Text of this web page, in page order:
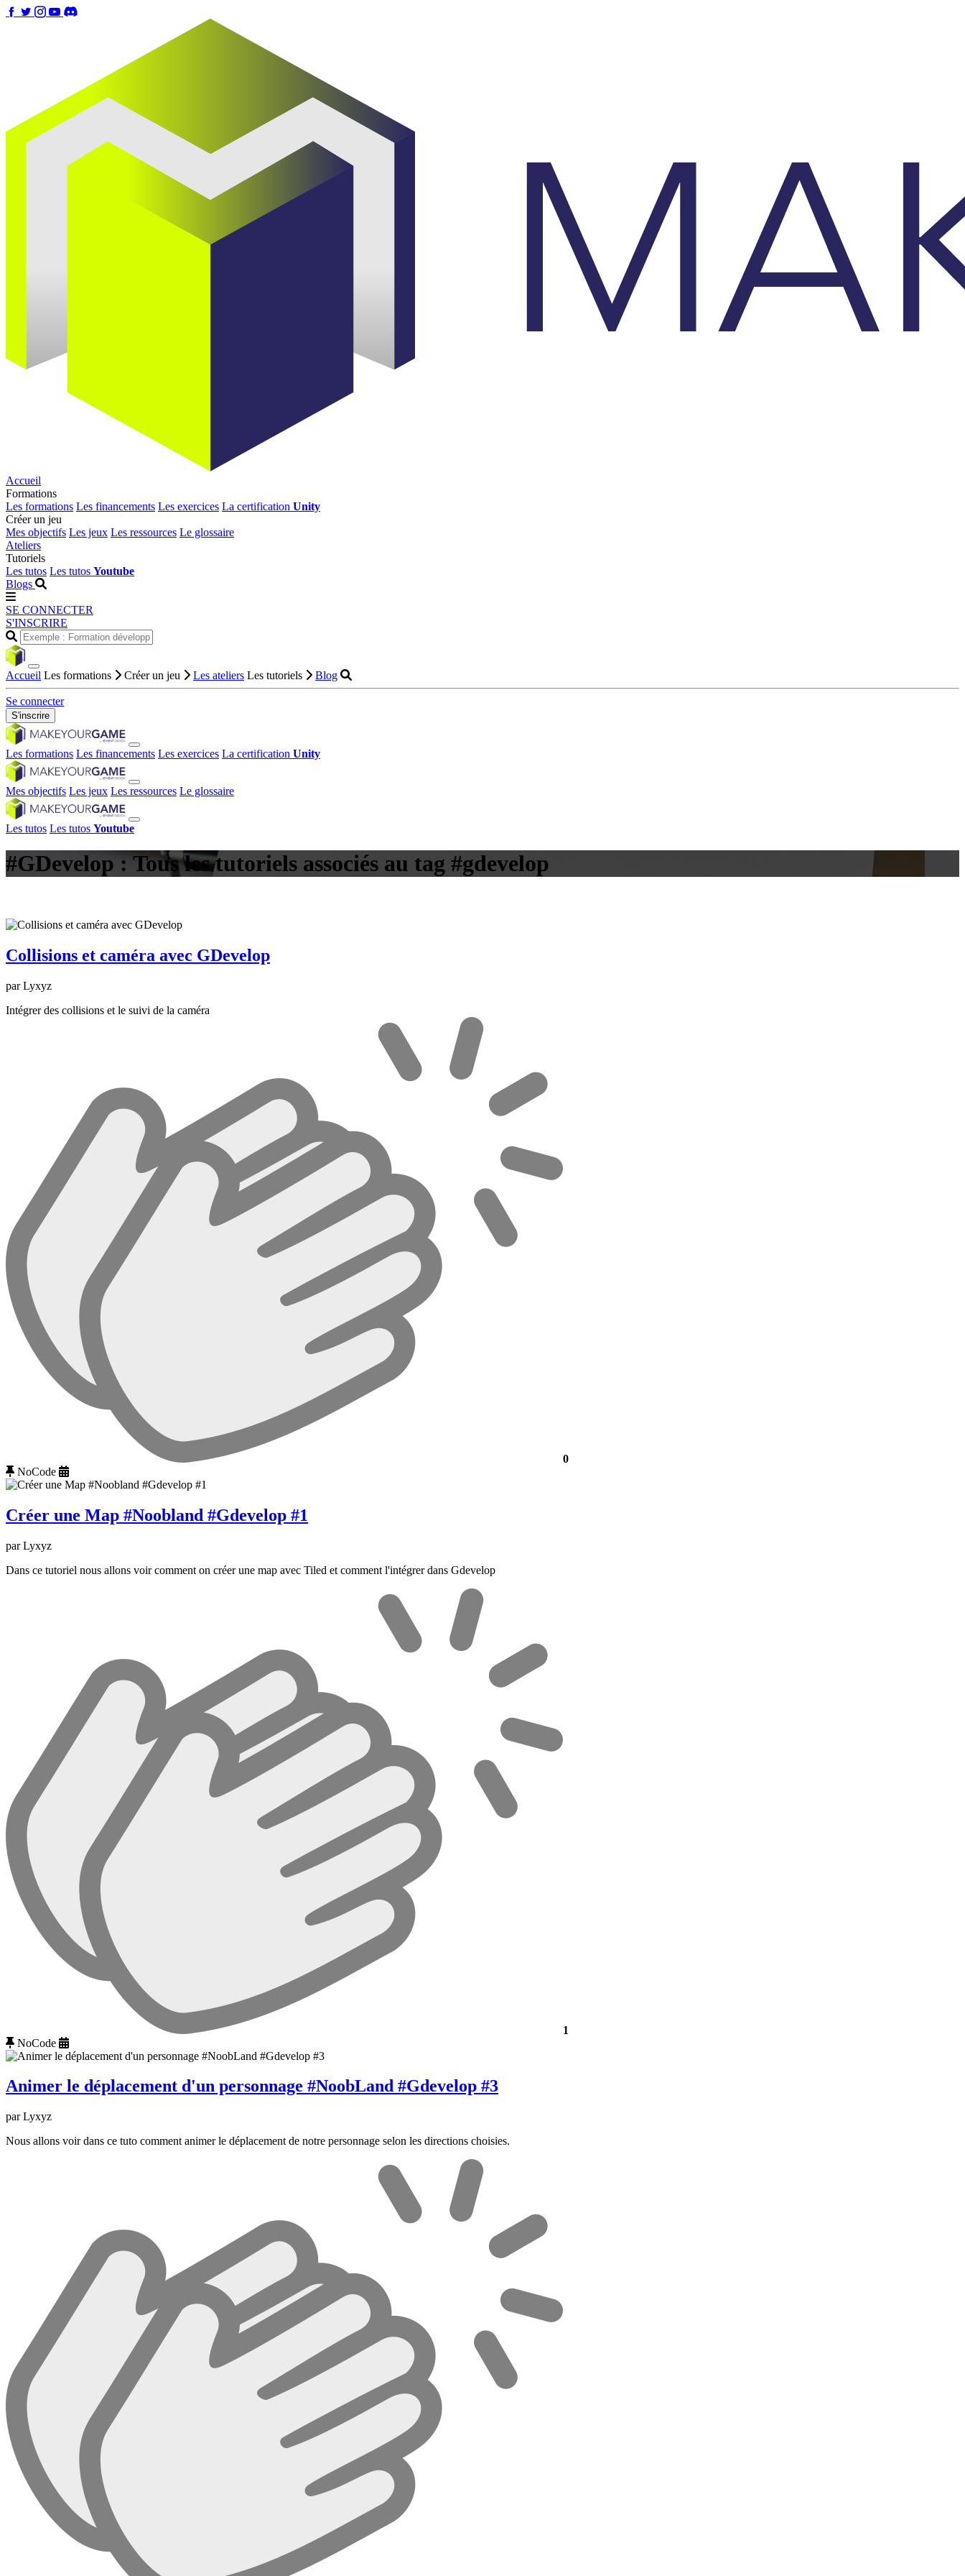
Accueil
Formations
Les formations Les financements Les exercices La certification Unity
Créer un jeu
Mes objectifs Les jeux Les ressources Le glossaire
Ateliers
Tutoriels
Les tutos Les tutos Youtube
Blogs
SE CONNECTER
S'INSCRIRE
Accueil Les formations Créer un jeu Les ateliers Les tutoriels Blog
Se connecter
S'inscrire
Les formations Les financements Les exercices La certification Unity
Mes objectifs Les jeux Les ressources Le glossaire
Les tutos Les tutos Youtube
#GDevelop : Tous les tutoriels associés au tag #gdevelop
Collisions et caméra avec GDevelop
par Lyxyz
Intégrer des collisions et le suivi de la caméra
0
NoCode
Créer une Map #Noobland #Gdevelop #1
par Lyxyz
Dans ce tutoriel nous allons voir comment on créer une map avec Tiled et comment l'intégrer dans Gdevelop
1
NoCode
Animer le déplacement d'un personnage #NoobLand #Gdevelop #3
par Lyxyz
Nous allons voir dans ce tuto comment animer le déplacement de notre personnage selon les directions choisies.